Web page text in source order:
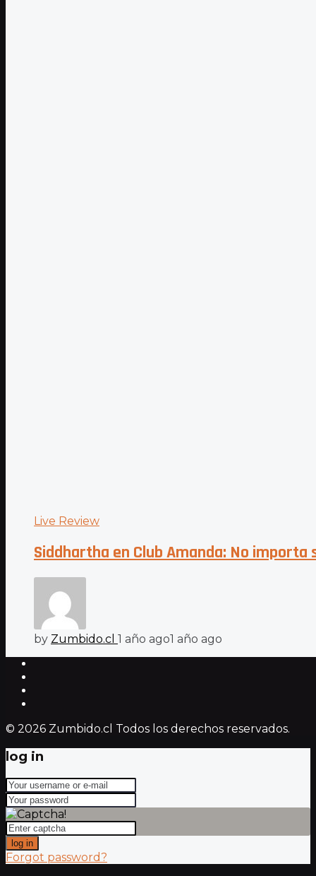
Live Review
Siddhartha en Club Amanda: No
by Zumbido.cl 1 año ago1 año ago
© 2026 Zumbido.cl Todos los derechos reservados.
log in
log in
Forgot password?